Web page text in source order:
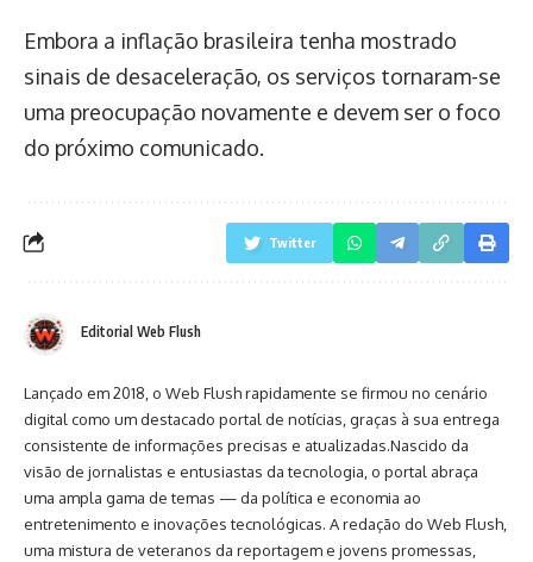
Embora a inflação brasileira tenha mostrado
sinais de desaceleração, os serviços tornaram-se
uma preocupação novamente e devem ser o foco
do próximo comunicado.
Twitter
Editorial Web Flush
Lançado em 2018, o Web Flush rapidamente se firmou no cenário
digital como um destacado portal de notícias, graças à sua entrega
consistente de informações precisas e atualizadas.Nascido da
visão de jornalistas e entusiastas da tecnologia, o portal abraça
uma ampla gama de temas — da política e economia ao
entretenimento e inovações tecnológicas. A redação do Web Flush,
uma mistura de veteranos da reportagem e jovens promessas,